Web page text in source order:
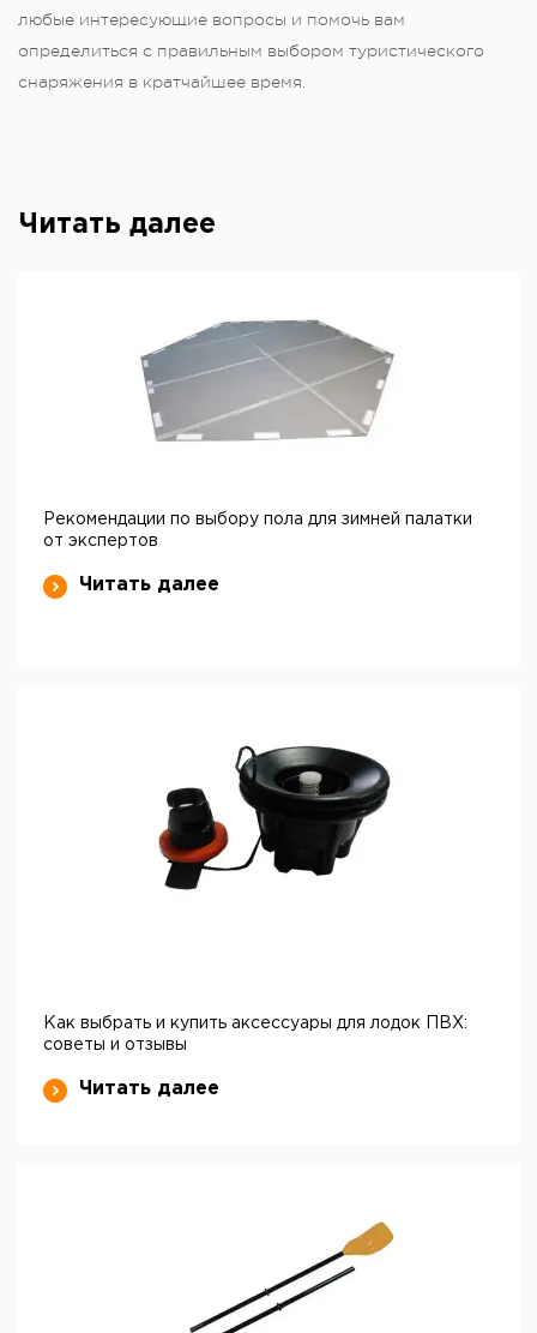
любые интересующие вопросы и помочь вам
определиться с правильным выбором туристического
снаряжения в кратчайшее время.
Читать далее
Рекомендации по выбору пола для зимней палатки
от экспертов
Читать далее
Как выбрать и купить аксессуары для лодок ПВХ:
советы и отзывы
Читать далее